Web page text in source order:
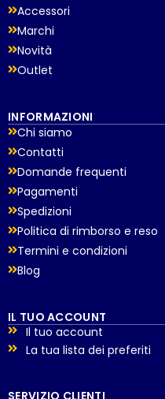
Accessori
Marchi
Novità
Outlet
INFORMAZIONI
Chi siamo
Contatti
Domande frequenti
Pagamenti
Spedizioni
Politica di rimborso e reso
Termini e condizioni
Blog
IL TUO ACCOUNT
Il tuo account
La tua lista dei preferiti
SERVIZIO CLIENTI